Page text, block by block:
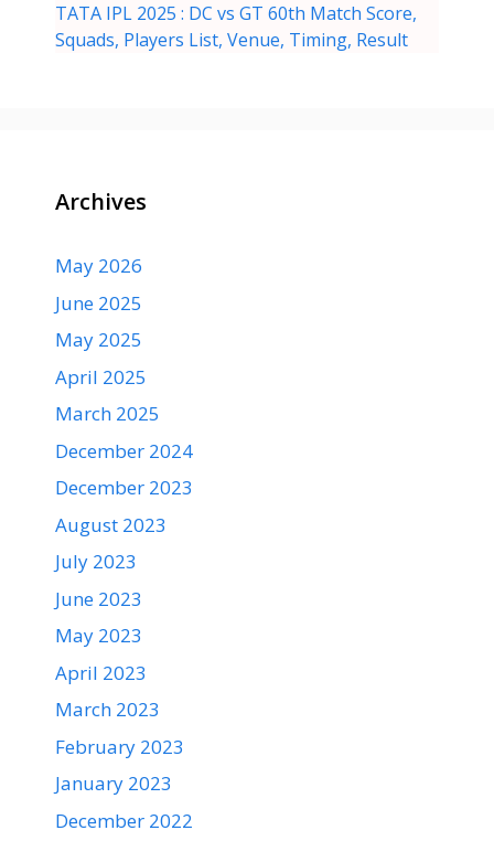
TATA IPL 2025 : DC vs GT 60th Match Score,
Squads, Players List, Venue, Timing, Result
Archives
May 2026
June 2025
May 2025
April 2025
March 2025
December 2024
December 2023
August 2023
July 2023
June 2023
May 2023
April 2023
March 2023
February 2023
January 2023
December 2022